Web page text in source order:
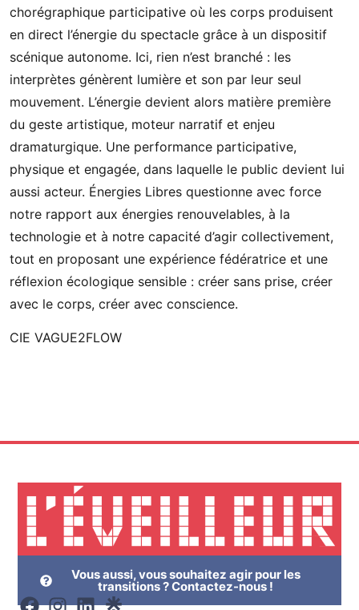
chorégraphique participative où les corps produisent
en direct l’énergie du spectacle grâce à un dispositif
scénique autonome. Ici, rien n’est branché : les
interprètes génèrent lumière et son par leur seul
mouvement. L’énergie devient alors matière première
du geste artistique, moteur narratif et enjeu
dramaturgique. Une performance participative,
physique et engagée, dans laquelle le public devient lui
aussi acteur. Énergies Libres questionne avec force
notre rapport aux énergies renouvelables, à la
technologie et à notre capacité d’agir collectivement,
tout en proposant une expérience fédératrice et une
réflexion écologique sensible : créer sans prise, créer
avec le corps, créer avec conscience.
CIE VAGUE2FLOW
Vous aussi, vous souhaitez agir pour les
transitions ? Contactez-nous !